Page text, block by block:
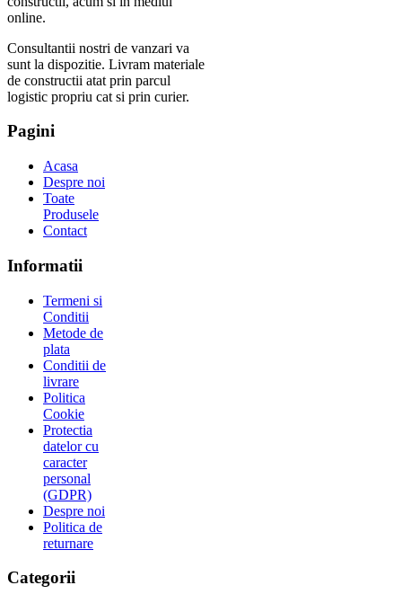
online.
Consultantii nostri de vanzari va
sunt la dispozitie. Livram materiale
de constructii atat prin parcul
logistic propriu cat si prin curier.
Pagini
Acasa
Despre noi
Toate
Produsele
Contact
Informatii
Termeni si
Conditii
Metode de
plata
Conditii de
livrare
Politica
Cookie
Protectia
datelor cu
caracter
personal
(GDPR)
Despre noi
Politica de
returnare
Categorii